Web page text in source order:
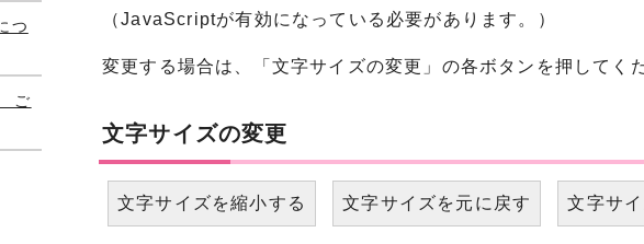
（JavaScriptが有効になっている必要があります。）
変更する場合は、「文字サイズの変更」の各ボタンを押してく
文字サイズの変更
文字サイズを縮小する 文字サイズを元に戻す 文字サ
つ
ご